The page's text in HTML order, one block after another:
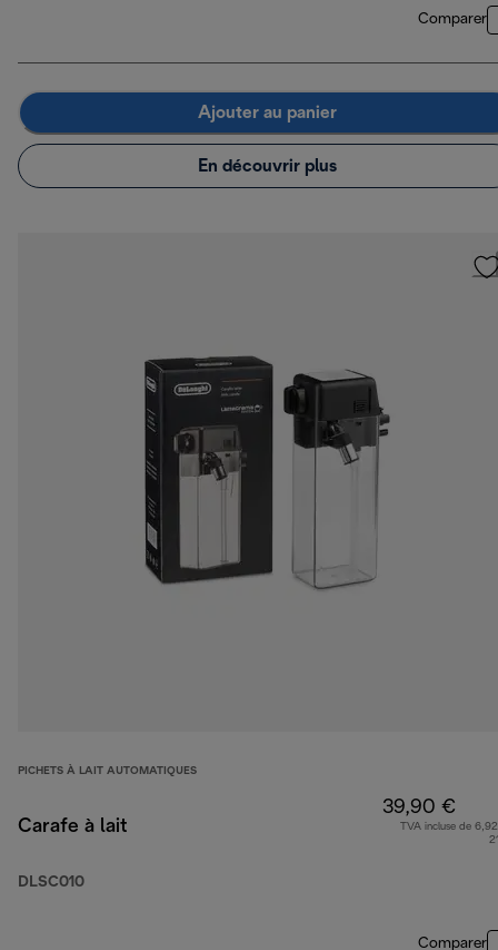
Comparer
Ajouter au panier
En découvrir plus
PICHETS À LAIT AUTOMATIQUES
Carafe à lait
DLSC010
39,90 €
TVA incluse de
Comparer